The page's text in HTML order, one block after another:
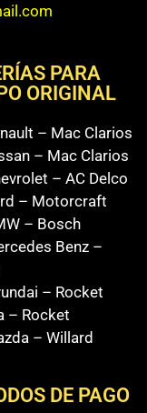
PARA
ORIGINAL
– Mac Clarios
– Mac Clarios
– AC Delco
– Motorcraft
– Bosch
Benz –
– Rocket
– Rocket
– Willard
DE PAGO